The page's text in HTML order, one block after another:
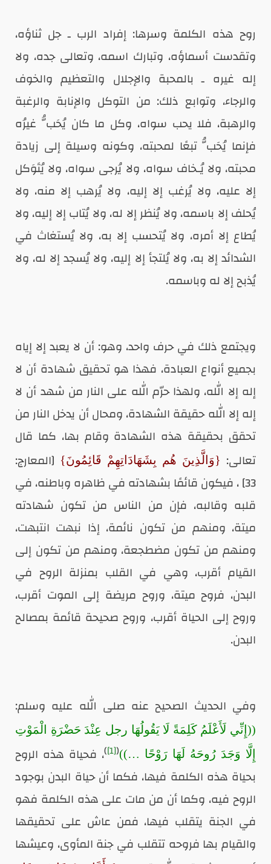
روح هذه الكلمة وسرها: إفراد الرب ـ جل ثناؤه،
وتقدست أسماؤه، وتبارك اسمه، وتعالى جده، ولا
إله غيره ـ بالمحبة والإجلال والتعظيم والخوف
والرجاء، وتوابع ذلك: من التوكل والإنابة والرغبة
والرهبة، فلا يحب سواه، وكل ما كان يُحَبُّ غيرُه
فإنما يُحَبُّ تبعًا لمحبته، وكونه وسيلة إلى زيادة
محبته، ولا يُـخاف سواه، ولا يُرجى سواه، ولا يُتَوَكل
إلا عليه، ولا يُرغب إلا إليه، ولا يُرهب إلا منه، ولا
يُحلف إلا باسمه، ولا يُنظر إلا له، ولا يُتاب إلا إليه، ولا
يُطاع إلا أمره، ولا يُتحسب إلا به، ولا يُستغاث في
الشدائد إلا به، ولا يُلتجأ إلا إليه، ولا يُسجد إلا له، ولا
يُذبح إلا له وباسمه.
ويجتمع ذلك في حرف واحد، وهو: أن لا يعبد إلا إياه
بجميع أنواع العبادة، فهذا هو تحقيق شهادة أن لا
إله إلا الله، ولهذا حرّم الله على النار من شهد أن لا
إله إلا الله حقيقة الشهادة، ومحال أن يدخل النار من
تحقق بحقيقة هذه الشهادة وقام بها، كما قال
تعالى: {وَالَّذِينَ هُم بِشَهَادَاتِهِمْ قَائِمُونَ} [المعارج:
33] ، فيكون قائمًا بشهادته في ظاهره وباطنه، في
قلبه وقالبه، فإن من الناس من تكون شهادته
ميتة، ومنهم من تكون نائمة، إذا نبهت انتبهت،
ومنهم من تكون مضطجعة، ومنهم من تكون إلى
القيام أقرب، وهي في القلب بمنزلة الروح في
البدن، فروح ميتة، وروح مريضة إلى الموت أقرب،
وروح إلى الحياة أقرب، وروح صحيحة قائمة بمصالح
البدن.
وفي الحديث الصحيح عنه صلى الله عليه وسلم:
((إِنِّي لَأَعْلَمُ كَلِمَةً لَا يَقُولُهَا رجل عِنْدَ حَضْرَةِ الْمَوْتِ
إِلَّا وَجَدَ رُوحَهُ لَهَا رَوْحًا …))(
[1]
)، فحياة هذه الروح
بحياة هذه الكلمة فيها، فكما أن حياة البدن بوجود
الروح فيه، وكما أن من مات على هذه الكلمة فهو
في الجنة يتقلب فيها، فمن عاش على تحقيقها
والقيام بها فروحه تتقلب في جنة المأوى، وعيشها